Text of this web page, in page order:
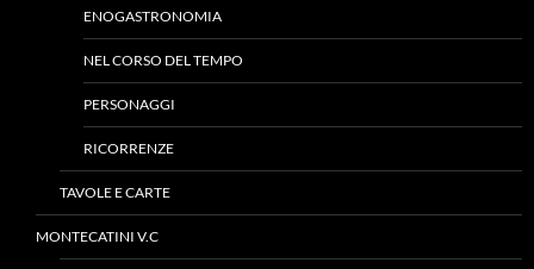
ENOGASTRONOMIA
NEL CORSO DEL TEMPO
PERSONAGGI
RICORRENZE
TAVOLE E CARTE
MONTECATINI V.C